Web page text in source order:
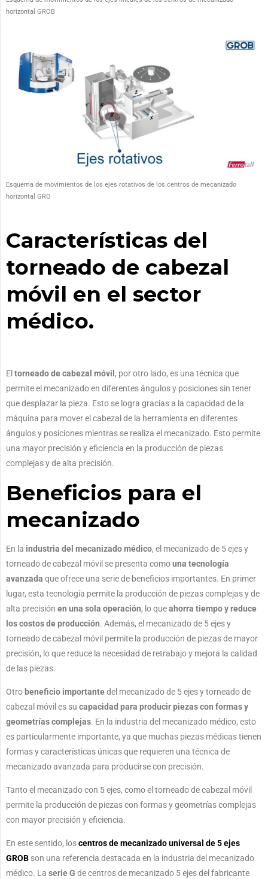
horizontal GROB
Esquema de movimientos de los ejes rotativos de los centros de mecanizado
horizontal GRO
Características del
torneado de cabezal
móvil en el sector
médico.
El torneado de cabezal móvil , por otro lado, es una técnica que
permite el mecanizado en diferentes ángulos y posiciones sin tener
que desplazar la pieza. Esto se logra gracias a la capacidad de la
máquina para mover el cabezal de la herramienta en diferentes
ángulos y posiciones mientras se realiza el mecanizado. Esto permite
una mayor precisión y eficiencia en la producción de piezas
complejas y de alta precisión.
Beneficios para el
mecanizado
En la industria del mecanizado médico, el mecanizado de 5 ejes y
torneado de cabezal móvil se presenta comouna tecnología
avanzada que ofrece una serie de beneficios importantes. En primer
lugar, esta tecnología permite la producción de piezas complejas y de
alta precisión en una sola operación, lo queahorra tiempo y reduce
los costos de producción. Además, el mecanizado de 5 ejes y
torneado de cabezal móvil permite la producción de piezas de mayor
precisión, lo que reduce la necesidad de retrabajo y mejora la calidad
de las piezas.
Otro beneficio importantedel mecanizado de 5 ejes y torneado de
cabezal móvil es su capacidad para producir piezas con formas y
geometrías complejas. En la industria del mecanizado médico, esto
es particularmente importante, ya que muchas piezas médicas tienen
formas y características únicas que requieren una técnica de
mecanizado avanzada para producirse con precisión.
Tanto el mecanizado con 5 ejes, como el torneado de cabezal móvil
permite la producción de piezas con formas y geometrías complejas
con mayor precisión y eficiencia.
En este sentido, loscentros de mecanizado universal de 5 ejes
GROB son una referencia destacada en la industria del mecanizado
médico. La serie G de centros de mecanizado 5 ejes del fabricante